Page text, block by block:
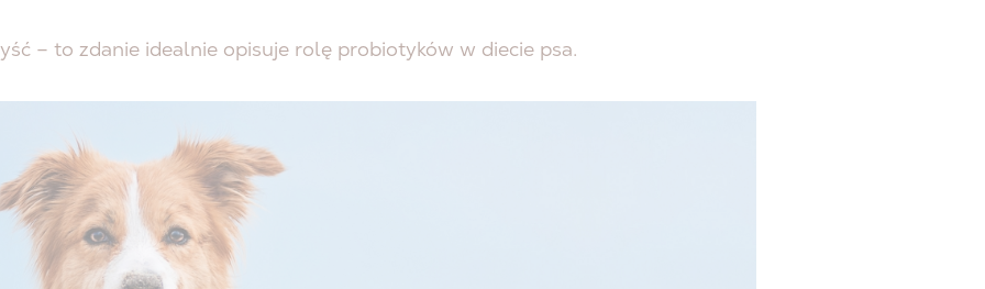
– to zdanie idealnie opisuje rolę probiotyków w diecie psa.